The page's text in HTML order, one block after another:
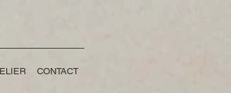
CONTACT